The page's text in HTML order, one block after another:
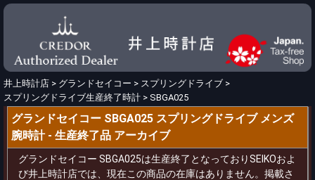
井上時計店 > グランドセイコー > スプリングドライブ >
スプリングドライブ生産終了時計 > SBGA025
グランドセイコー SBGA025 スプリングドライブ メンズ
腕時計 - 生産終了品 アーカイブ
グランドセイコー SBGA025は生産終了となっておりSEIKOおよ
び井上時計店では、現在この商品の在庫はありません。掲載さ